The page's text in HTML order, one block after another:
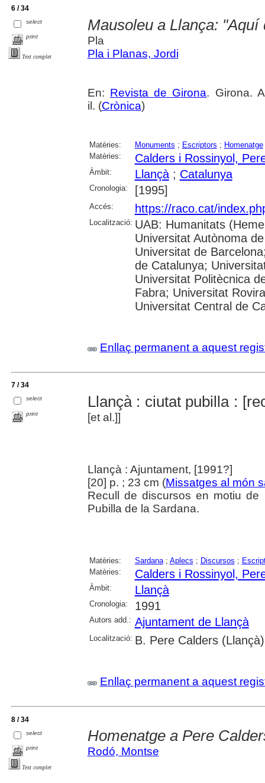
6 / 34
select
print
Text complet
Mausoleu a Llança:
Pla
Pla i Planas, Jordi
En: Revista de Girona. Girona.
il. (Crònica)
Matèries: Monuments ; Escriptors ; Homenatge
Matèries:
Calders i Rossinyol,
Àmbit: Llançà; Catalunya
Cronologia: [1995]
Accés: https://raco.cat/
Localització: UAB: Humanitats
Universitat Autònoma
Universitat de
de Catalunya;
Universitat Politècnica
Fabra; Universitat
Universitat Central de
Enllaç permanent a aquest
7 / 34
select
print
Llançà : ciutat pubilla :
[et al.]]
Llançà : Ajuntament, [1991?]
[20] p. ; 23 cm (Missatges al món
Recull de discursos en motiu
Pubilla de la Sardana.
Matèries: Sardana; Aplecs ; Discursos ;
Matèries:
Calders i Rossinyol,
Àmbit: Llançà
Cronologia: 1991
Autors add.: Ajuntament de Llançà
Localització: B. Pere Calders
Enllaç permanent a aquest
8 / 34
select
print
Text complet
Homenatge a Pere
Rodó, Montse